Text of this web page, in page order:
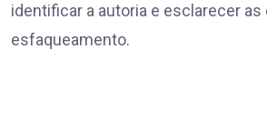
identificar a autoria e esclarecer
esfaqueamento.